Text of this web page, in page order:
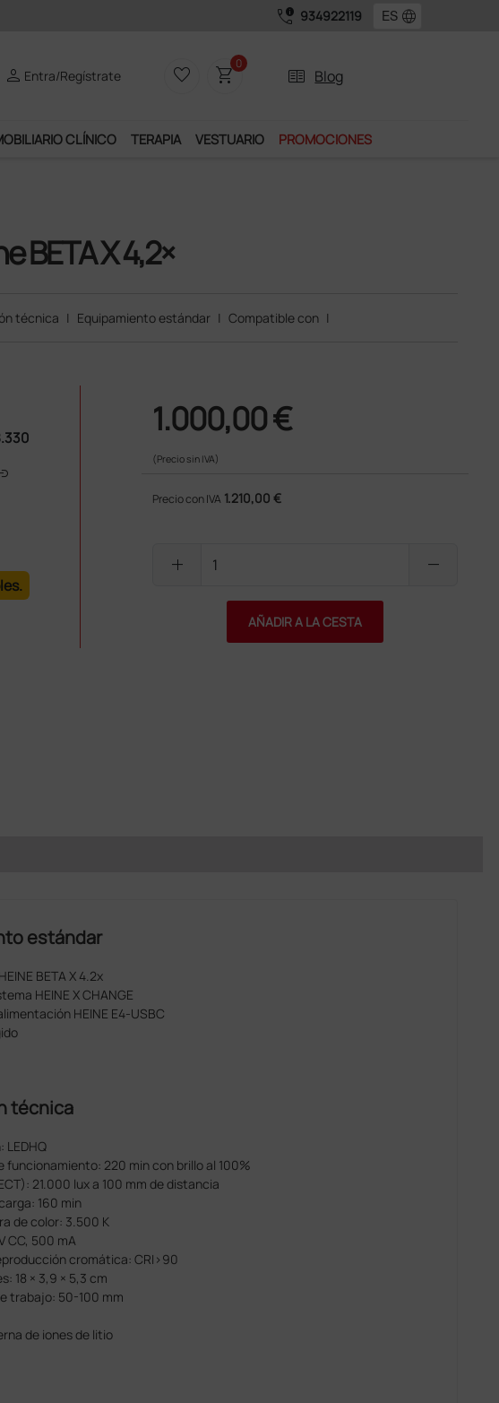
call_quality 934922119 language
person Entra/Regístrate favorite_border shopping_cart0
two_pager Blog
CLÍNICO TERAPIA VESTUARIO PROMOCIONES
BETA X 4,2×
técnica | Equipamiento estándar | Compatible con |
1.000,00 €
(Precio sin IVA)
Precio con IVA 1.210,00 €
add remove
AÑADIR A LA CESTA
estándar
BETA X 4.2x
HEINE X CHANGE
HEINE E4-USBC
técnica
LEDHQ
funcionamiento: 220 min con brillo al 100%
21.000 lux a 100 mm de distancia
160 min
de color: 3.500 K
CC, 500 mA
cromática: CRI>90
18 × 3,9 × 5,3 cm
trabajo: 50-100 mm
de iones de litio